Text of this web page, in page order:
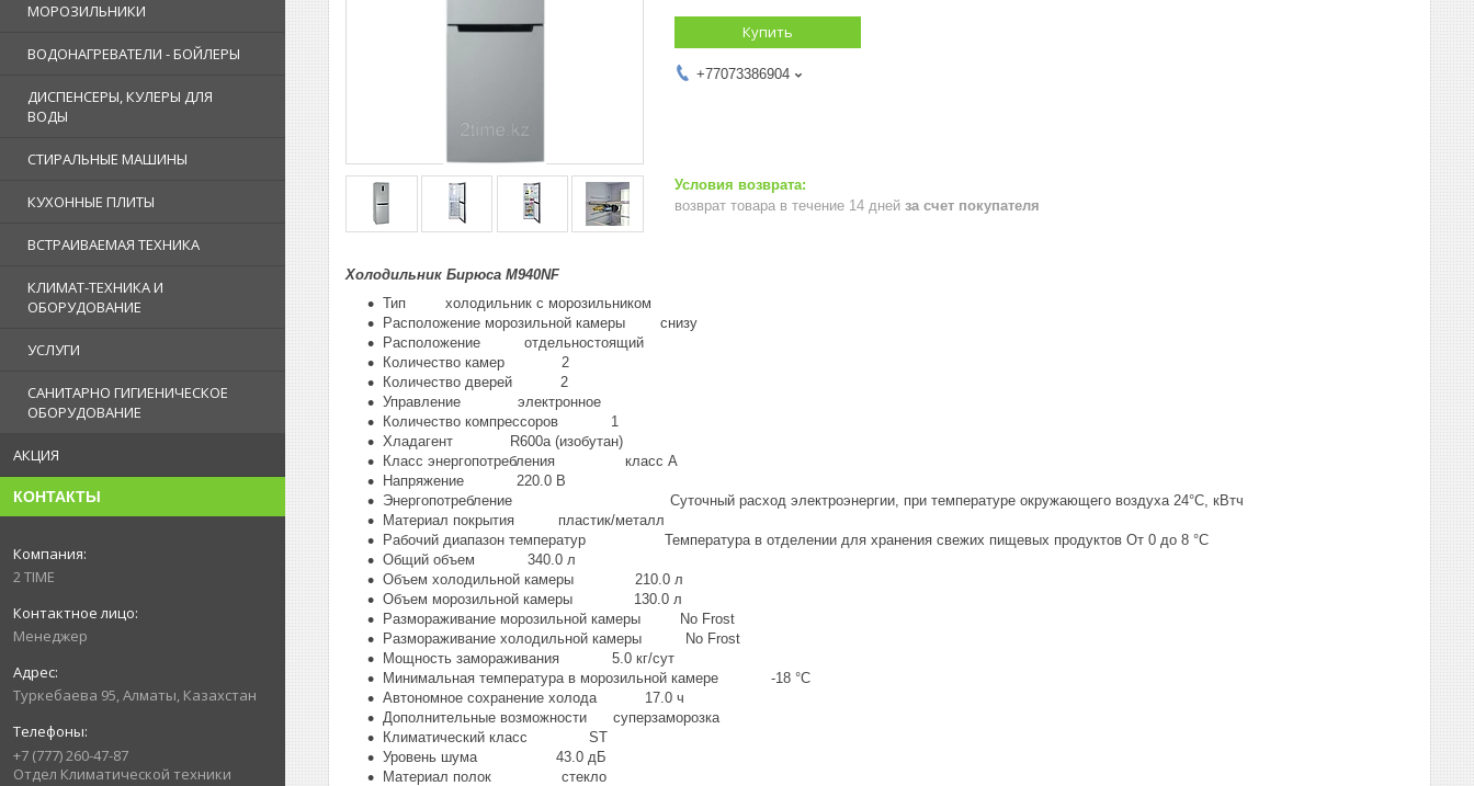
МОРОЗИЛЬНИКИ
ВОДОНАГРЕВАТЕЛИ - БОЙЛЕРЫ
ДИСПЕНСЕРЫ, КУЛЕРЫ ДЛЯ
ВОДЫ
СТИРАЛЬНЫЕ МАШИНЫ
КУХОННЫЕ ПЛИТЫ
ВСТРАИВАЕМАЯ ТЕХНИКА
КЛИМАТ-ТЕХНИКА И
ОБОРУДОВАНИЕ
УСЛУГИ
САНИТАРНО ГИГИЕНИЧЕСКОЕ
ОБОРУДОВАНИЕ
АКЦИЯ
КОНТАКТЫ
2 TIME
Менеджер
Туркебаева 95, Алматы, Казахстан
+7 (777) 260-47-87
Отдел Климатической техники
Купить
+77073386904
возврат товара в течение 14 дней за счет покупателя
Холодильник Бирюса М940NF
Тип холодильник с морозильником
Расположение морозильной камеры снизу
Расположение отдельностоящий
Количество камер 2
Количество дверей 2
Управление электронное
Количество компрессоров 1
Хладагент R600a (изобутан)
Класс энергопотребления класс A
Напряжение 220.0 В
Энергопотребление Суточный расход электроэнергии, при температуре окружающего воздуха 24°C, кВтч
Материал покрытия пластик/металл
Рабочий диапазон температур Температура в отделении для хранения свежих пищевых продуктов От 0 до 8 °C
Общий объем 340.0 л
Объем холодильной камеры 210.0 л
Объем морозильной камеры 130.0 л
Размораживание морозильной камеры No Frost
Размораживание холодильной камеры No Frost
Мощность замораживания 5.0 кг/сут
Минимальная температура в морозильной камере -18 °C
Автономное сохранение холода 17.0 ч
Дополнительные возможности суперзаморозка
Климатический класс ST
Уровень шума 43.0 дБ
Материал полок стекло